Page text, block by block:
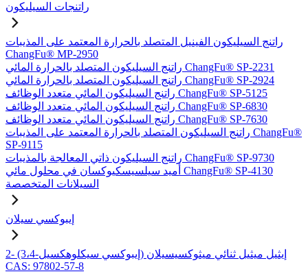
راتنجات السيليكون
راتنج السيليكون الفينيل المتصلد بالحرارة المعتمد على المذيبات
ChangFu® MP-2950
راتنج السيليكون المتصلد بالحرارة المائي ChangFu® SP-2231
راتنج السيليكون المتصلد بالحرارة المائي ChangFu® SP-2924
راتنج السيليكون المائي متعدد الوظائف ChangFu® SP-5125
راتنج السيليكون المائي متعدد الوظائف ChangFu® SP-6830
راتنج السيليكون المائي متعدد الوظائف ChangFu® SP-7630
راتنج السيليكون المتصلد بالحرارة المعتمد على المذيبات ChangFu®
SP-9115
راتنج السيليكون ذاتي المعالجة بالمذيبات ChangFu® SP-9730
أميد سيلسيسكيوكسان في محلول مائي ChangFu® SP-4130
السيلانات المتخصصة
إيبوكسي سيلان
2- (3،4-إيبوكسي سيكلوهكسيل) إيثيل ميثيل ثنائي ميثوكسيسيلان
CAS: 97802-57-8